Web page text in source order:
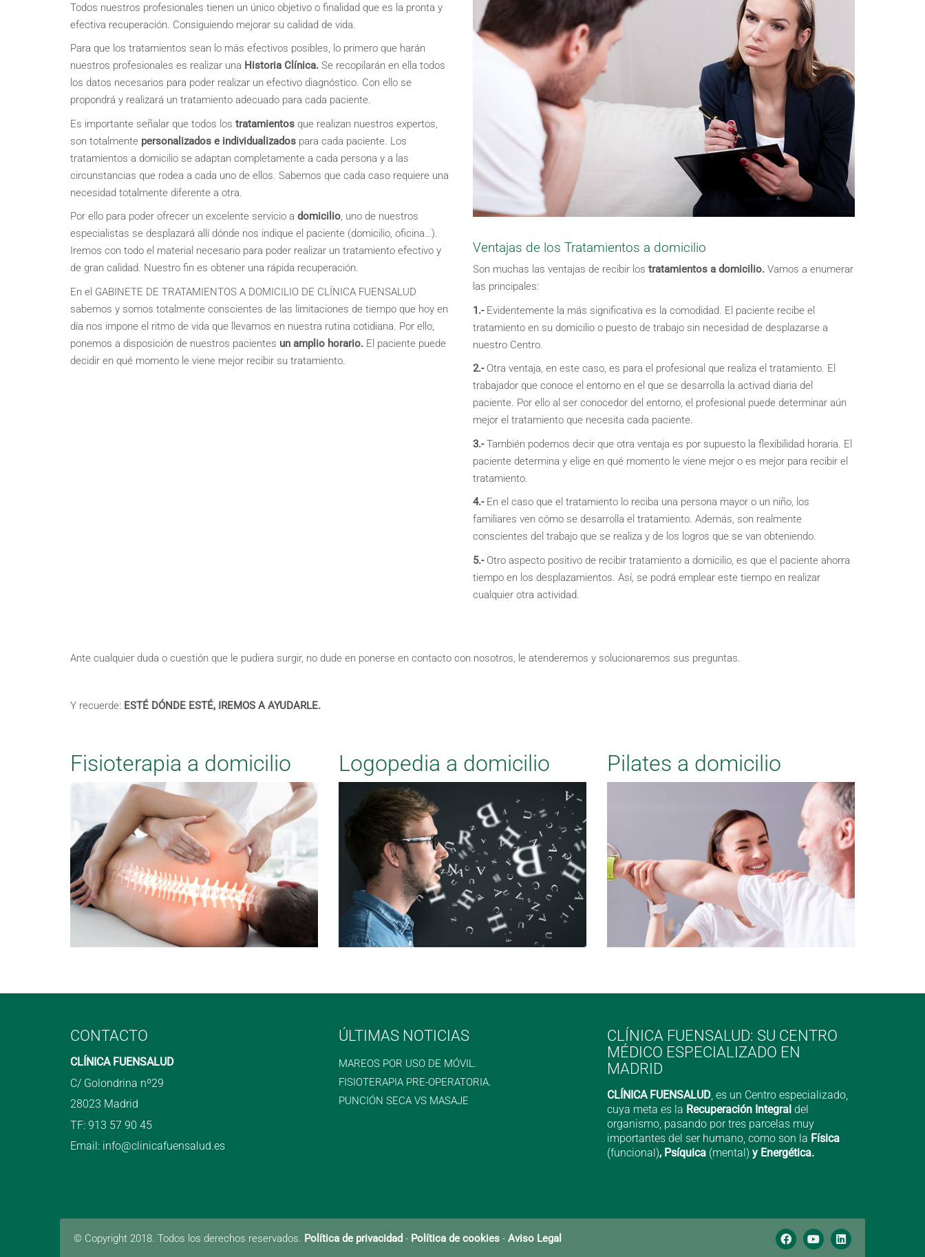
Todos nuestros profesionales tienen un único objetivo o finalidad que es la pronta y
efectiva recuperación. Consiguiendo mejorar su calidad de vida.
Para que los tratamientos sean lo más efectivos posibles, lo primero que harán
nuestros profesionales es realizar una Historia Clínica. Se recopilarán en ella todos
los datos necesarios para poder realizar un efectivo diagnóstico. Con ello se
propondrá y realizará un tratamiento adecuado para cada paciente.
Es importante señalar que todos los tratamientos que realizan nuestros expertos,
son totalmente personalizados e individualizados para cada paciente. Los
tratamientos a domicilio se adaptan completamente a cada persona y a las
circunstancias que rodea a cada uno de ellos. Sabemos que cada caso requiere una
necesidad totalmente diferente a otra.
Por ello para poder ofrecer un excelente servicio a domicilio, uno de nuestros
especialistas se desplazará allí dónde nos indique el paciente (domicilio, oficina…).
Iremos con todo el material necesario para poder realizar un tratamiento efectivo y
de gran calidad. Nuestro fin es obtener una rápida recuperación.
En el GABINETE DE TRATAMIENTOS A DOMICILIO DE CLÍNICA FUENSALUD
sabemos y somos totalmente conscientes de las limitaciones de tiempo que hoy en
día nos impone el ritmo de vida que llevamos en nuestra rutina cotidiana. Por ello,
ponemos a disposición de nuestros pacientes un amplio horario. El paciente puede
decidir en qué momento le viene mejor recibir su tratamiento.
Ventajas de los Tratamientos a domicilio
Son muchas las ventajas de recibir los tratamientos a domicilio. Vamos a enumerar
las principales:
1.-Evidentemente la más significativa es la comodidad. El paciente recibe el
tratamiento en su domicilio o puesto de trabajo sin necesidad de desplazarse a
nuestro Centro.
2.-Otra ventaja, en este caso, es para el profesional que realiza el tratamiento. El
trabajador que conoce el entorno en el que se desarrolla la activad diaria del
paciente. Por ello al ser conocedor del entorno, el profesional puede determinar aún
mejor el tratamiento que necesita cada paciente.
3.-También podemos decir que otra ventaja es por supuesto la flexibilidad horaria. El
paciente determina y elige en qué momento le viene mejor o es mejor para recibir el
tratamiento.
4.-En el caso que el tratamiento lo reciba una persona mayor o un niño, los
familiares ven cómo se desarrolla el tratamiento. Además, son realmente
conscientes del trabajo que se realiza y de los logros que se van obteniendo.
5.-Otro aspecto positivo de recibir tratamiento a domicilio, es que el paciente ahorra
tiempo en los desplazamientos. Así, se podrá emplear este tiempo en realizar
cualquier otra actividad.
Ante cualquier duda o cuestión que le pudiera surgir, no dude en ponerse en contacto con nosotros, le atenderemos y solucionaremos sus preguntas.
Y recuerde: ESTÉ DÓNDE ESTÉ, IREMOS A AYUDARLE.
Fisioterapia a domicilio Logopedia a domicilio Pilates a domicilio
CONTACTO
CLÍNICA FUENSALUD
C/ Golondrina nº29
28023 Madrid
TF: 913 57 90 45
Email: info@clinicafuensalud.es
ÚLTIMAS NOTICIAS
MAREOS POR USO DE MÓVIL.
FISIOTERAPIA PRE-OPERATORIA.
PUNCIÓN SECA VS MASAJE
CLÍNICA FUENSALUD: SU CENTRO
MÉDICO ESPECIALIZADO EN
MADRID
CLÍNICA FUENSALUD, es un Centro especializado,
cuya meta es la Recuperación Integral del
organismo, pasando por tres parcelas muy
importantes del ser humano, como son la Física
(funcional), Psíquica (mental) y Energética.
© Copyright 2018. Todos los derechos reservados. Política de privacidad - Política de cookies - Aviso Legal